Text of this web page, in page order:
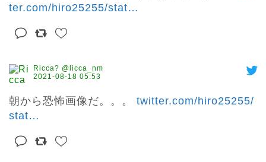
ter.com/hiro25255/stat…
Ricca? @licca_nm
2021-08-18 05:53
朝から恐怖画像だ。。。 twitter.com/hiro25255/
stat…